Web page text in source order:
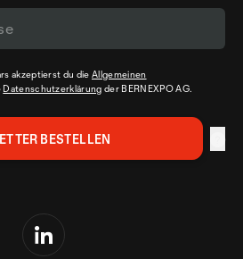
akzeptierst du dieAllgemeinen
Datenschutzerklärung der BERNEXPO AG.